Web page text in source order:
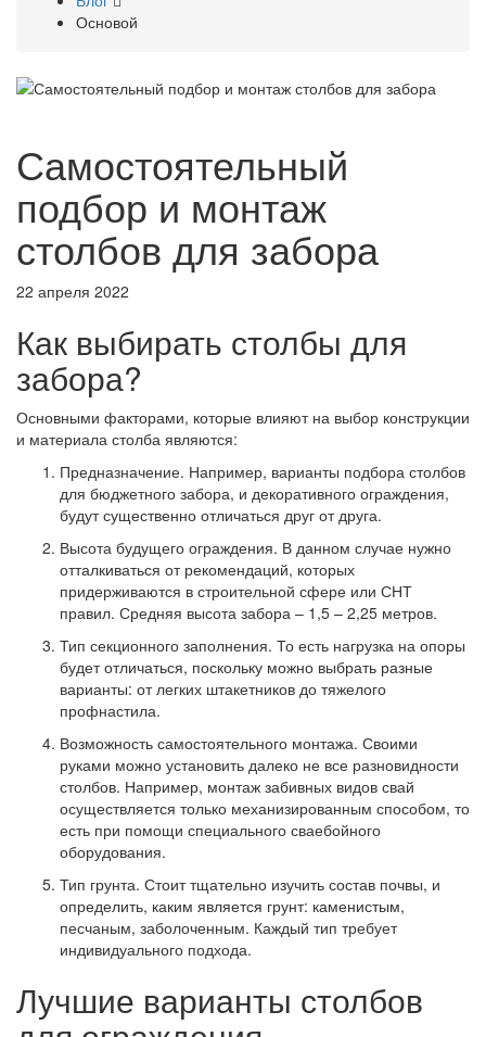
Основой
Самостоятельный
подбор и монтаж
столбов для забора
22 апреля 2022
Как выбирать столбы для
забора?
Основными факторами, которые влияют на выбор конструкции
и материала столба являются:
Предназначение. Например, варианты подбора столбов
для бюджетного забора, и декоративного ограждения,
будут существенно отличаться друг от друга.
Высота будущего ограждения. В данном случае нужно
отталкиваться от рекомендаций, которых
придерживаются в строительной сфере или СНТ
правил. Средняя высота забора – 1,5 – 2,25 метров.
Тип секционного заполнения. То есть нагрузка на опоры
будет отличаться, поскольку можно выбрать разные
варианты: от легких штакетников до тяжелого
профнастила.
Возможность самостоятельного монтажа. Своими
руками можно установить далеко не все разновидности
столбов. Например, монтаж забивных видов свай
осуществляется только механизированным способом, то
есть при помощи специального сваебойного
оборудования.
Тип грунта. Стоит тщательно изучить состав почвы, и
определить, каким является грунт: каменистым,
песчаным, заболоченным. Каждый тип требует
индивидуального подхода.
Лучшие варианты столбов